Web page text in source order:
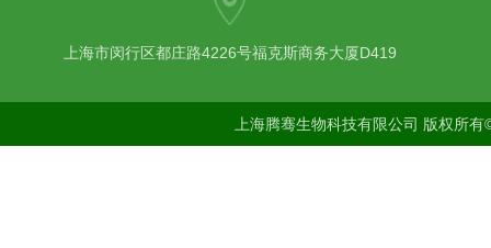
上海市闵行区都庄路4226号福克斯商务大厦D419
上海腾骞生物科技有限公司 版权所